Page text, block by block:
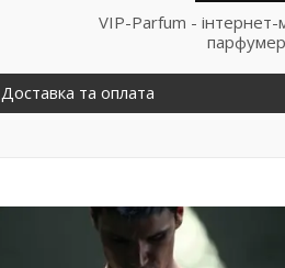
VIP-Parfum - інтернет-
Доставка та оплата